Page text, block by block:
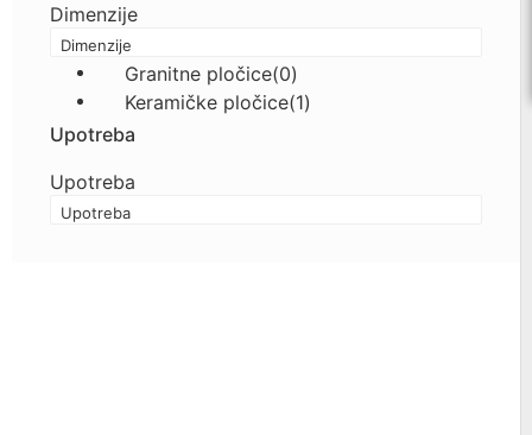
Dimenzije
Dimenzije
Granitne pločice(0)
Keramičke pločice(1)
Upotreba
Upotreba
Upotreba